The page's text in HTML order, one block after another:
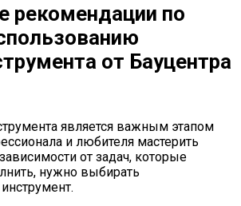
рекомендации по
от Бауцентра
является важным этапом
и любителя мастерить
от задач, которые
нужно выбирать